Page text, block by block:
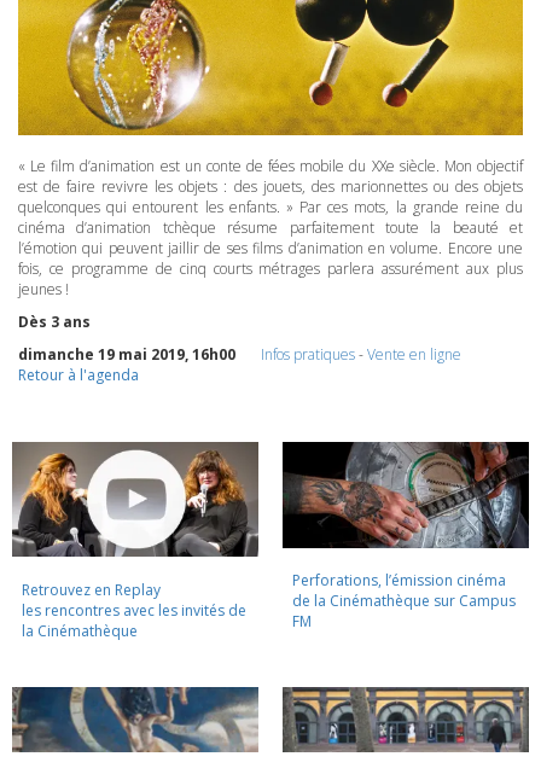
« Le film d’animation est un conte de fées mobile du XXe siècle. Mon objectif
est de faire revivre les objets : des jouets, des marionnettes ou des objets
quelconques qui entourent les enfants. » Par ces mots, la grande reine du
cinéma d’animation tchèque résume parfaitement toute la beauté et
l’émotion qui peuvent jaillir de ses films d’animation en volume. Encore une
fois, ce programme de cinq courts métrages parlera assurément aux plus
jeunes !
Dès 3 ans
dimanche 19 mai 2019, 16h00
Infos pratiques-Vente en ligne
Retour à l'agenda
Retrouvez en Replay
les rencontres avec les invités de
la Cinémathèque
Perforations, l’émission cinéma
de la Cinémathèque sur Campus
FM